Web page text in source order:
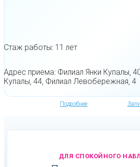
Стаж работы: 11 лет
Адрес приема: Филиал Янки Купалы,
Купалы, 44, Филиал Левобережная, 4
Подробнее
ДЛЯ СПОКОЙНОГО